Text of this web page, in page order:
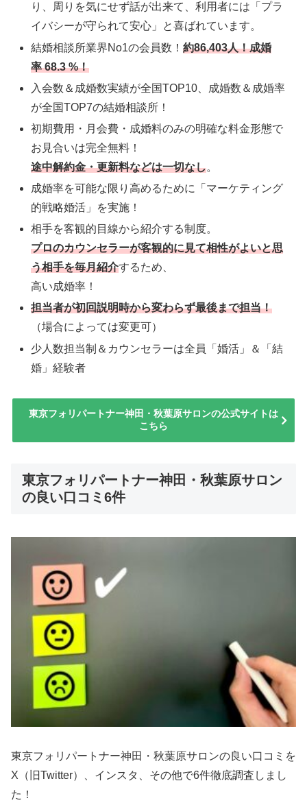
り、周りを気にせず話が出来て、利用者には「プラ
イバシーが守られて安心」と喜ばれています。
結婚相談所業界No1の会員数！約86,403人！成婚
率 68.3 %！
入会数＆成婚数実績が全国TOP10、成婚数＆成婚率
が全国TOP7の結婚相談所！
初期費用・月会費・成婚料のみの明確な料金形態で
お見合いは完全無料！
途中解約金・更新料などは一切なし。
成婚率を可能な限り高めるために「マーケティング
的戦略婚活」を実施！
相手を客観的目線から紹介する制度。
プロのカウンセラーが客観的に見て相性がよいと思
う相手を毎月紹介するため、
高い成婚率！
担当者が初回説明時から変わらず最後まで担当！
（場合によっては変更可）
少人数担当制＆カウンセラーは全員「婚活」＆「結
婚」経験者
東京フォリパートナー神田・秋葉原サロンの公式サイトは
こちら
東京フォリパートナー神田・秋葉原サロン
の良い口コミ6件
東京フォリパートナー神田・秋葉原サロンの良い口コミを
X（旧Twitter）、インスタ、その他で6件徹底調査しまし
た！